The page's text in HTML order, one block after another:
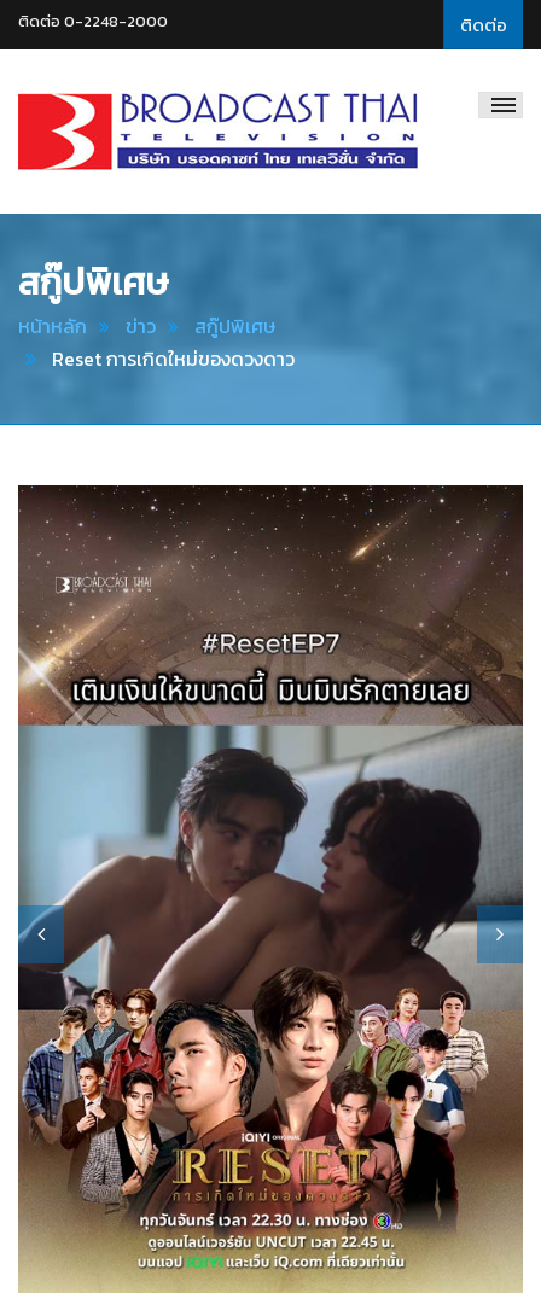
ติดต่อ
ติดต่อ 0-2248-2000
Thai
สกู๊ปพิเศษ
หน้าหลัก ข่าว
สกู๊ปพิเศษ
Reset การเกิดใหม่ของดวงดาว